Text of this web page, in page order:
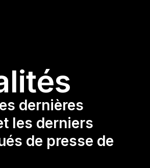
dernières
les derniers
de presse de